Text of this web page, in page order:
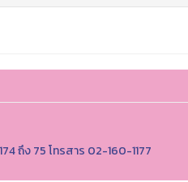
ถึง 75 โทรสาร 02-160-1177